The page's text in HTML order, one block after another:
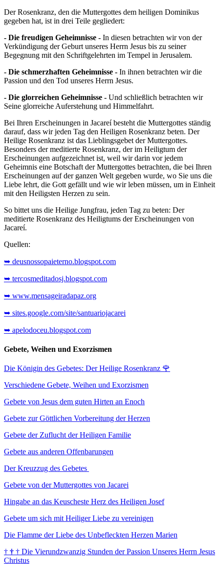
Der Rosenkranz, den die Muttergottes dem heiligen Dominikus
gegeben hat, ist in drei Teile gegliedert:
- Die freudigen Geheimnisse - In diesen betrachten wir von der
Verkündigung der Geburt unseres Herrn Jesus bis zu seiner
Begegnung mit den Schriftgelehrten im Tempel in Jerusalem.
- Die schmerzhaften Geheimnisse - In ihnen betrachten wir die
Passion und den Tod unseres Herrn Jesus.
- Die glorreichen Geheimnisse - Und schließlich betrachten wir
Seine glorreiche Auferstehung und Himmelfahrt.
Bei Ihren Erscheinungen in Jacareí besteht die Muttergottes ständig
darauf, dass wir jeden Tag den Heiligen Rosenkranz beten. Der
Heilige Rosenkranz ist das Lieblingsgebet der Muttergottes.
Besonders der meditierte Rosenkranz, der im Heiligtum der
Erscheinungen aufgezeichnet ist, weil wir darin vor jedem
Geheimnis eine Botschaft der Muttergottes betrachten, die bei Ihren
Erscheinungen auf der ganzen Welt gegeben wurde, wo Sie uns die
Liebe lehrt, die Gott gefällt und wie wir leben müssen, um in Einheit
mit den Heiligsten Herzen zu sein.
So bittet uns die Heilige Jungfrau, jeden Tag zu beten: Der
meditierte Rosenkranz des Heiligtums der Erscheinungen von
Jacareí.
Quellen:
➥ deusnossopaieterno.blogspot.com
➥ tercosmeditadosj.blogspot.com
➥ www.mensageiradapaz.org
➥ sites.google.com/site/santuariojacarei
➥ apelodoceu.blogspot.com
Gebete, Weihen und Exorzismen
Die Königin des Gebetes: Der Heilige Rosenkranz 🌹
Verschiedene Gebete, Weihen und Exorzismen
Gebete von Jesus dem guten Hirten an Enoch
Gebete zur Göttlichen Vorbereitung der Herzen
Gebete der Zuflucht der Heiligen Familie
Gebete aus anderen Offenbarungen
Der Kreuzzug des Gebetes
Gebete von der Muttergottes von Jacarei
Hingabe an das Keuscheste Herz des Heiligen Josef
Gebete um sich mit Heiliger Liebe zu vereinigen
Die Flamme der Liebe des Unbefleckten Herzen Marien
† † † Die Vierundzwanzig Stunden der Passion Unseres Herrn Jesus
Christus